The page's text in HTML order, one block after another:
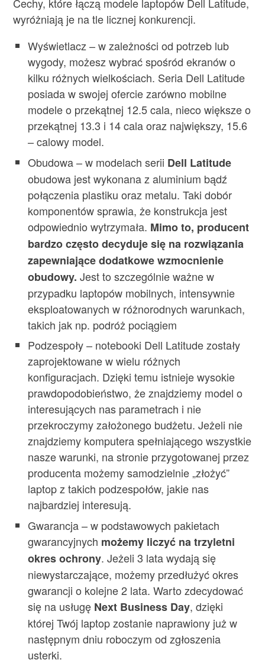
wyróżniają je na tle licznej konkurencji.
Wyświetlacz – w zależności od potrzeb lub
wygody, możesz wybrać spośród ekranów o
kilku różnych wielkościach. Seria Dell Latitude
posiada w swojej ofercie zarówno mobilne
modele o przekątnej 12.5 cala, nieco większe o
przekątnej 13.3 i 14 cala oraz największy, 15.6
– calowy model.
Obudowa – w modelach serii Dell Latitude
obudowa jest wykonana z aluminium bądź
połączenia plastiku oraz metalu. Taki dobór
komponentów sprawia, że konstrukcja jest
odpowiednio wytrzymała. Mimo to, producent
bardzo często decyduje się na rozwiązania
zapewniające dodatkowe wzmocnienie
obudowy. Jest to szczególnie ważne w
przypadku laptopów mobilnych, intensywnie
eksploatowanych w różnorodnych warunkach,
takich jak np. podróż pociągiem
Podzespoły – notebooki Dell Latitude zostały
zaprojektowane w wielu różnych
konfiguracjach. Dzięki temu istnieje wysokie
prawdopodobieństwo, że znajdziemy model o
interesujących nas parametrach i nie
przekroczymy założonego budżetu. Jeżeli nie
znajdziemy komputera spełniającego wszystkie
nasze warunki, na stronie przygotowanej przez
producenta możemy samodzielnie „złożyć”
laptop z takich podzespołów, jakie nas
najbardziej interesują.
Gwarancja – w podstawowych pakietach
gwarancyjnych możemy liczyć na trzyletni
okres ochrony. Jeżeli 3 lata wydają się
niewystarczające, możemy przedłużyć okres
gwarancji o kolejne 2 lata. Warto zdecydować
się na usługę Next Business Day, dzięki
której Twój laptop zostanie naprawiony już w
następnym dniu roboczym od zgłoszenia
usterki.